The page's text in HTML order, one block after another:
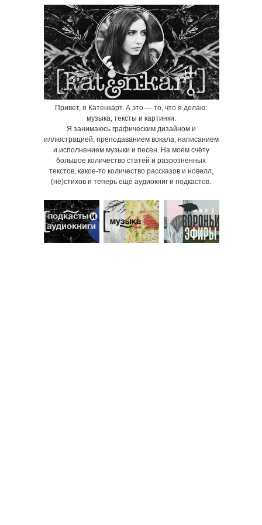
Привет, я Катенкарт. А это — то, что я делаю:
музыка, тексты и картинки.
Я занимаюсь графическим дизайном и
иллюстрацией, преподаванием вокала, написанием
и исполнением музыки и песен. На моем счёту
большое количество статей и разрозненных
текстов, какое-то количество рассказов и новелл,
(не)стихов и теперь ещё аудиокниг и подкастов.